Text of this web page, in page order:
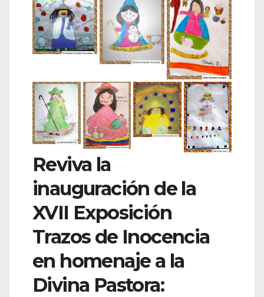
Reviva la
inauguración de la
XVII Exposición
Trazos de Inocencia
en homenaje a la
Divina Pastora: